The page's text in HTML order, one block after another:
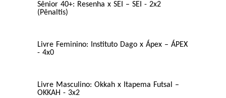
Sênior 40+: Resenha x SEI – SEI - 2x2
(Pênaltis)
Livre Feminino: Instituto Dago x Ápex – ÁPEX
- 4x0
Livre Masculino: Okkah x Itapema Futsal –
OKKAH - 3x2